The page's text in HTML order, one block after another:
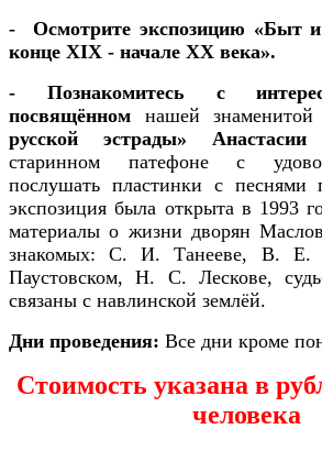
- Осмотрите экспозицию «Быт
конце ХIХ - начале ХХ века».
- Познакомитесь с
посвящённом нашей знаменитой
русской эстрады» Анастасии
старинном патефоне с
послушать пластинки с
экспозиция была открыта в 1993
материалы о жизни дворян
знакомых: С. И. Танееве, В. Е.
Паустовском, Н. С. Лескове,
связаны с навлинской землёй.
Дни проведения: Все дни кроме
Стоимость указана в
человека